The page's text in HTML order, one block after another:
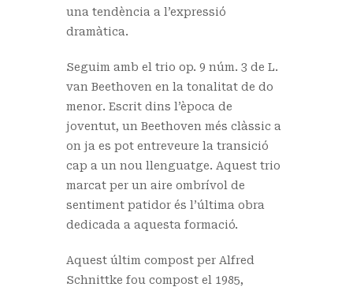
una tendència a l’expressió
dramàtica.
Seguim amb el trio op. 9 núm. 3 de L.
van Beethoven en la tonalitat de do
menor. Escrit dins l’època de
joventut, un Beethoven més clàssic a
on ja es pot entreveure la transició
cap a un nou llenguatge. Aquest trio
marcat per un aire ombrívol de
sentiment patidor és l’última obra
dedicada a aquesta formació.
Aquest últim compost per Alfred
Schnittke fou compost el 1985,